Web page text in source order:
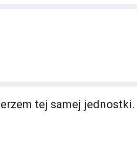
tej samej jednostki.